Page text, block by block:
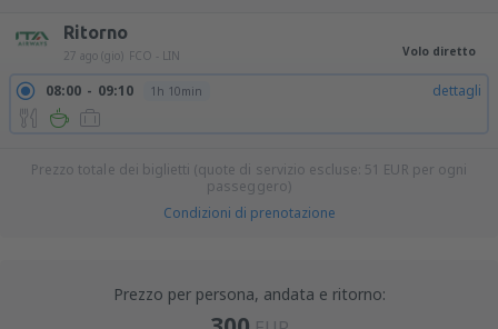
Ritorno
27 ago (gio) FCO - LIN Volo diretto
08:00 09:10 1h 10min dettagli
Prezzo totale dei biglietti (quote di servizio escluse: 51 EUR per ogni
passeggero)
Condizioni di prenotazione
Prezzo per persona, andata e ritorno: